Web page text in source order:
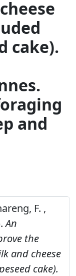
cake).
and
F. ,
An
the
and cheese
cake).